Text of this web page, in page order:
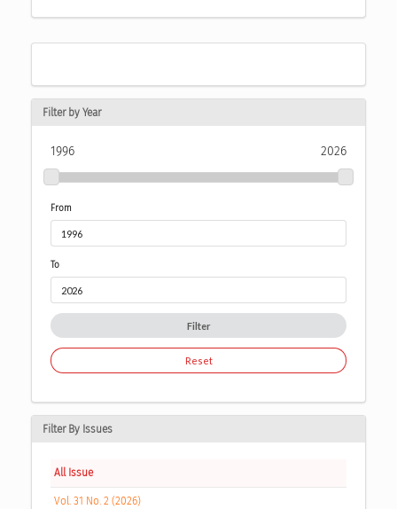
Filter by Year
1996 2026
From
To
Filter
Reset
Filter By Issues
All Issue
Vol. 31 No. 2 (2026)